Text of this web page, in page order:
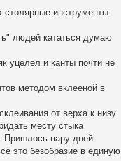
столярные инструменты
людей кататься думаю
уцелел и канты почти не
методом вклееной в
от верха к низу
месту стыка
Пришлось пару дней
это безобразие в единую